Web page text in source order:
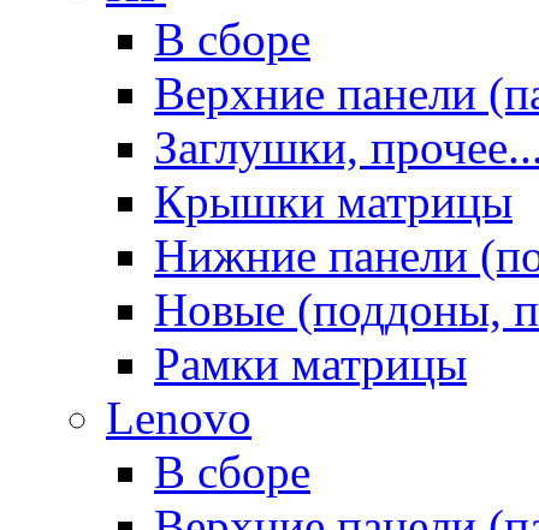
В сборе
Верхние панели
Заглушки,
Крышки матрицы
Нижние панели
Новые (поддоны,
Рамки матрицы
Lenovo
В сборе